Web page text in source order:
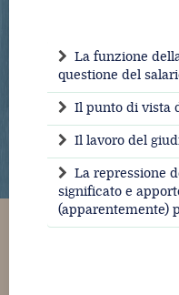
La funzione
questione del
Il punto di vista
Il lavoro del
La repressione
significato e
(apparentemente)